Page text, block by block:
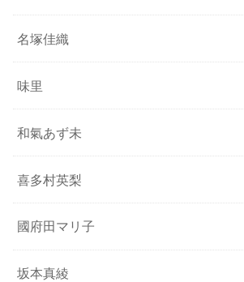
名塚佳織
味里
和氣あず未
喜多村英梨
國府田マリ子
坂本真綾